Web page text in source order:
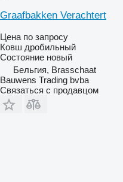
Graafbakken Verachtert
Цена по запросу
Ковш дробильный
Состояние новый
Бельгия, Brasschaat
Bauwens Trading bvba
Связаться с продавцом